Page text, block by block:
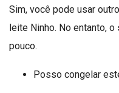
Sim, você pode usar
leite Ninho. No entanto,
pouco.
Posso congelar